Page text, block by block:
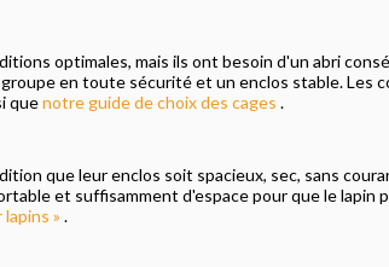
optimales, mais ils ont besoin d'un abri
en toute sécurité et un enclos stable. Les
quenotre guide de choix des cages .
que leur enclos soit spacieux, sec, sans
et suffisamment d'espace pour que le lapin
» .